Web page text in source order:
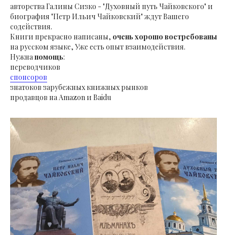
авторства Галины Сизко - "Духовный путь Чайковского" и
биография "Петр Ильич Чайковский" ждут Вашего
содействия.
Книги прекрасно написаны, очень хорошо востребованы
на русском языке, Уже есть опыт взаимодействия.
Нужнапомощь:
переводчиков
спонсоров
знатоков зарубежных книжных рынков
продавцов на Amazon и Baidu